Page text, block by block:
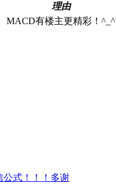
理由
MACD有楼主更精彩！^_^
公式！！！多谢